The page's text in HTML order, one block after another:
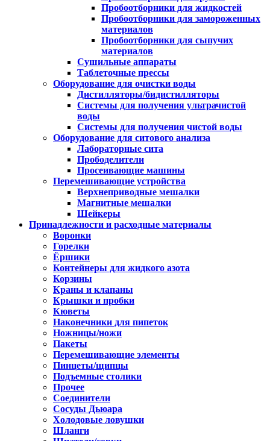
Пробоотборники для жидкостей
Пробоотборники для замороженных
материалов
Пробоотборники для сыпучих
материалов
Сушильные аппараты
Таблеточные прессы
Оборудование для очистки воды
Дистилляторы/бидистилляторы
Системы для получения ультрачистой
воды
Системы для получения чистой воды
Оборудование для ситового анализа
Лабораторные сита
Прободелители
Просеивающие машины
Перемешивающие устройства
Верхнеприводные мешалки
Магнитные мешалки
Шейкеры
Принадлежности и расходные материалы
Воронки
Горелки
Ёршики
Контейнеры для жидкого азота
Корзины
Краны и клапаны
Крышки и пробки
Кюветы
Наконечники для пипеток
Ножницы/ножи
Пакеты
Перемешивающие элементы
Пинцеты/щипцы
Подъемные столики
Прочее
Соединители
Сосуды Дьюара
Холодовые ловушки
Шланги